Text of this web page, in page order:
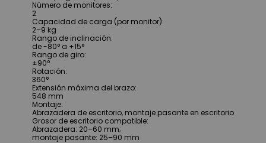
Número de monitores:
2
Capacidad de carga (por monitor):
2–9 kg
Rango de inclinación:
de -80° a +15°
Rango de giro:
±90°
Rotación:
360°
Extensión máxima del brazo:
548 mm
Montaje:
Abrazadera de escritorio, montaje pasante en escritorio
Grosor de escritorio compatible:
Abrazadera: 20–60 mm;
montaje pasante: 25–90 mm